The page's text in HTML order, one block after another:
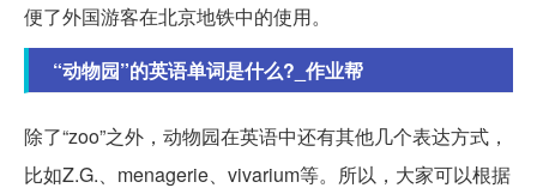
便了外国游客在北京地铁中的使用。
“动物园”的英语单词是什么?_作业帮
除了“zoo”之外，动物园在英语中还有其他几个表达方式，
比如Z.G.、menagerie、vivarium等。所以，大家可以根据